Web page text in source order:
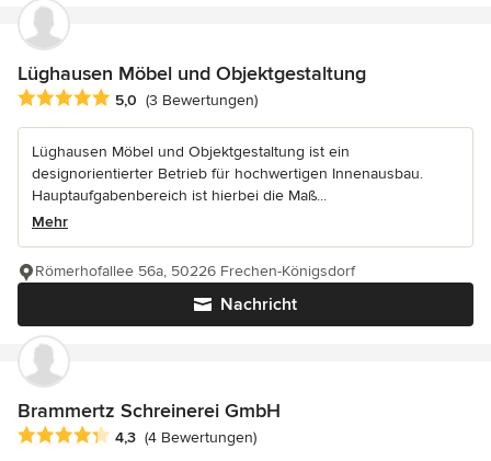
Lüghausen Möbel und Objektgestaltung
Durchschnittliche Bewertung: 5 von 5 Sternen
5,0 (3 Bewertungen)
Lüghausen Möbel und Objektgestaltung ist ein
designorientierter Betrieb für hochwertigen Innenausbau.
Hauptaufgabenbereich ist hierbei die Maß...
Mehr
Nachricht
Römerhofallee 56a, 50226 Frechen-Königsdorf
Brammertz Schreinerei GmbH
Durchschnittliche Bewertung: 4.3 von 5 Sternen
4,3 (4 Bewertungen)